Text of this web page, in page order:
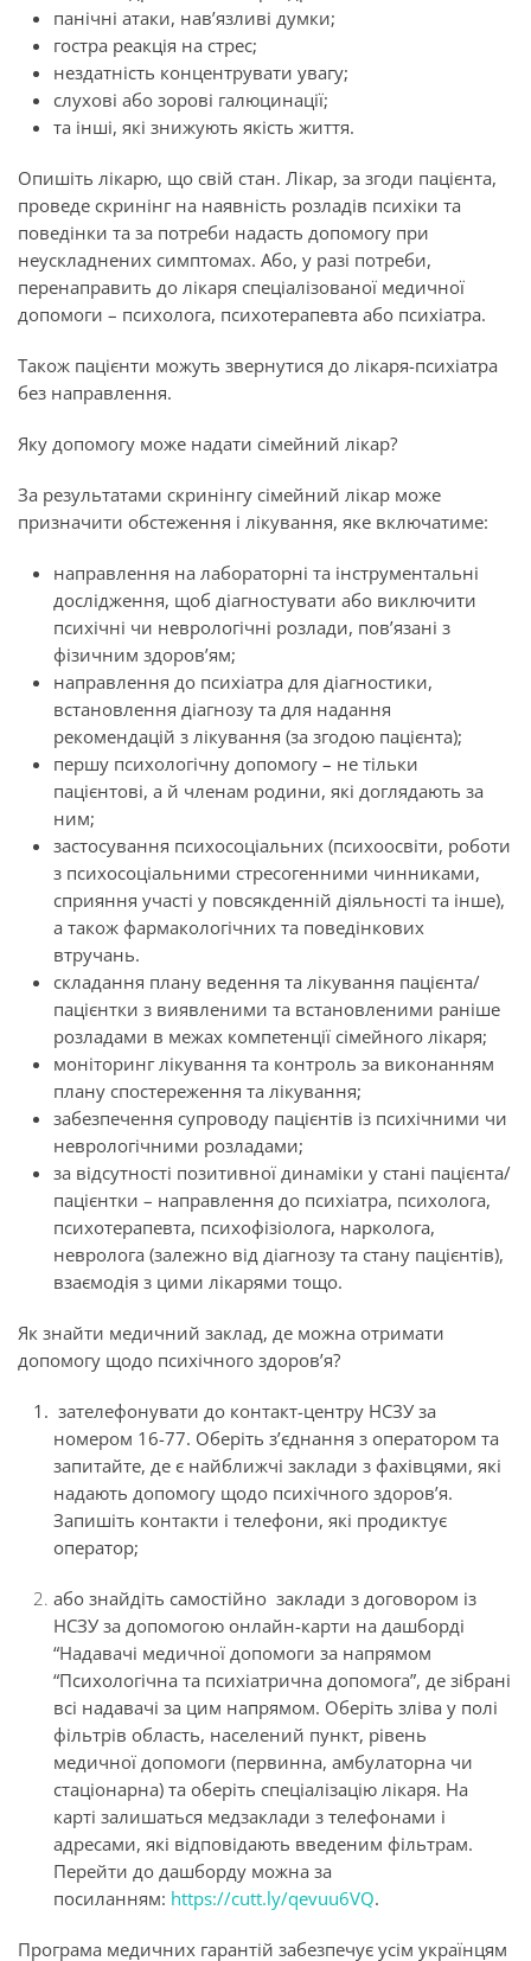
панічні атаки, нав’язливі думки;
гостра реакція на стрес;
нездатність концентрувати увагу;
слухові або зорові галюцинації;
та інші, які знижують якість життя.
Опишіть лікарю, що свій стан. Лікар, за згоди пацієнта,
проведе скринінг на наявність розладів психіки та
поведінки та за потреби надасть допомогу при
неускладнених симптомах. Або, у разі потреби,
перенаправить до лікаря спеціалізованої медичної
допомоги – психолога, психотерапевта або психіатра.
Також пацієнти можуть звернутися до лікаря-психіатра
без направлення.
Яку допомогу може надати сімейний лікар?
За результатами скринінгу сімейний лікар може
призначити обстеження і лікування, яке включатиме:
направлення на лабораторні та інструментальні
дослідження, щоб діагностувати або виключити
психічні чи неврологічні розлади, пов’язані з
фізичним здоров’ям;
направлення до психіатра для діагностики,
встановлення діагнозу та для надання
рекомендацій з лікування (за згодою пацієнта);
першу психологічну допомогу – не тільки
пацієнтові, а й членам родини, які доглядають за
ним;
застосування психосоціальних (психоосвіти, роботи
з психосоціальними стресогенними чинниками,
сприяння участі у повсякденній діяльності та інше),
а також фармакологічних та поведінкових
втручань.
складання плану ведення та лікування пацієнта/
пацієнтки з виявленими та встановленими раніше
розладами в межах компетенції сімейного лікаря;
моніторинг лікування та контроль за виконанням
плану спостереження та лікування;
забезпечення супроводу пацієнтів із психічними чи
неврологічними розладами;
за відсутності позитивної динаміки у стані пацієнта/
пацієнтки – направлення до психіатра, психолога,
психотерапевта, психофізіолога, нарколога,
невролога (залежно від діагнозу та стану пацієнтів),
взаємодія з цими лікарями тощо.
Як знайти медичний заклад, де можна отримати
допомогу щодо психічного здоров’я?
зателефонувати до контакт-центру НСЗУ за
номером 16-77. Оберіть з’єднання з оператором та
запитайте, де є найближчі заклади з фахівцями, які
надають допомогу щодо психічного здоров’я.
Запишіть контакти і телефони, які продиктує
оператор;
або знайдіть самостійно заклади з договором із
НСЗУ за допомогою онлайн-карти на дашборді
“Надавачі медичної допомоги за напрямом
“Психологічна та психіатрична допомога”, де зібрані
всі надавачі за цим напрямом. Оберіть зліва у полі
фільтрів область, населений пункт, рівень
медичної допомоги (первинна, амбулаторна чи
стаціонарна) та оберіть спеціалізацію лікаря. На
карті залишаться медзаклади з телефонами і
адресами, які відповідають введеним фільтрам.
Перейти до дашборду можна за
посиланням: https://cutt.ly/qevuu6VQ.
Програма медичних гарантій забезпечує усім українцям